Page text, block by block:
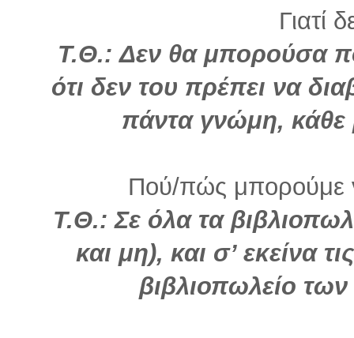
Γιατί
Τ.Θ.: Δεν θα μπορούσα
ότι δεν του πρέπει να
πάντα γνώμη, κάθε
Πού/πώς μπορούμε
Τ.Θ.: Σε όλα τα
και μη), και σ’ εκείνα
βιβλιοπωλείο